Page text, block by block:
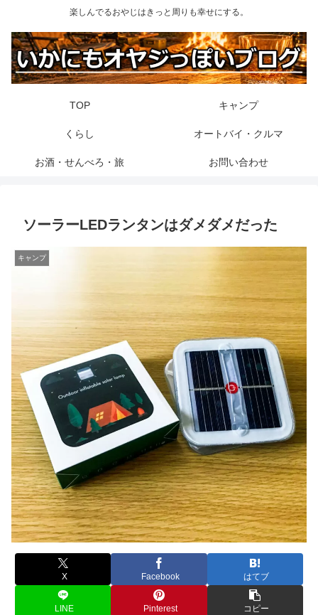
楽しんでるおやじはきっと周りも幸せにする。
TOP キャンプ
くらし オートバイ・クルマ
お酒・せんべろ・旅 お問い合わせ
ソーラーLEDランタンはダメダメだった
キャンプ
X Facebook はてブ
LINE Pinterest コピー